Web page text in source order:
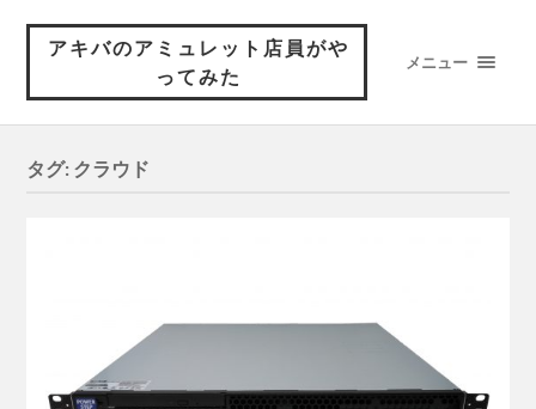
アキバのアミュレット店員がや
ってみた
メニュー
タグ: クラウド